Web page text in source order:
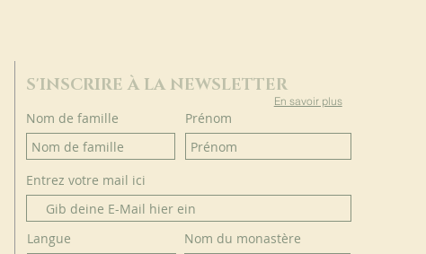
S'INSCRIRE À LA NEWSLETTER
En savoir plus
Nom de famille Prénom
Entrez votre mail ici
Langue Nom du monastère